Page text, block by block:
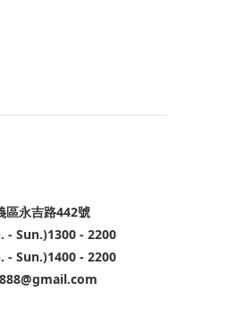
區永吉路442號
- Sun.)1300 - 2200
- Sun.)1400 - 2200